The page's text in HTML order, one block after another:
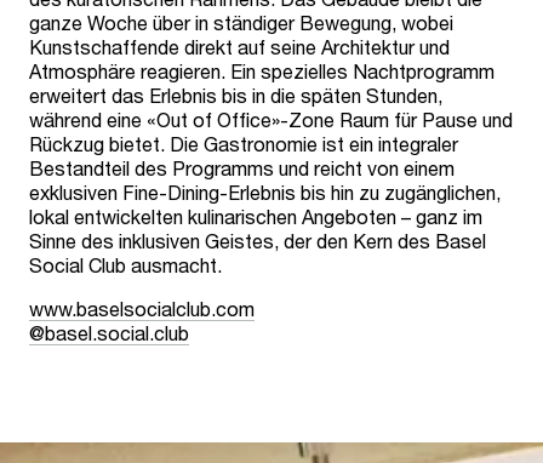
ganze Woche über in ständiger Bewegung, wobei
Kunstschaffende direkt auf seine Architektur und
Atmosphäre reagieren. Ein spezielles Nachtprogramm
erweitert das Erlebnis bis in die späten Stunden,
während eine «Out of Office»-Zone Raum für Pause und
Rückzug bietet. Die Gastronomie ist ein integraler
Bestandteil des Programms und reicht von einem
exklusiven Fine-Dining-Erlebnis bis hin zu zugänglichen,
lokal entwickelten kulinarischen Angeboten – ganz im
Sinne des inklusiven Geistes, der den Kern des Basel
Social Club ausmacht.
www.baselsocialclub.com
@basel.social.club